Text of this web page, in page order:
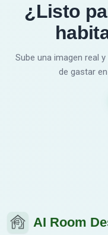
¿Listo
Sube una imagen real
de gastar
AI Room